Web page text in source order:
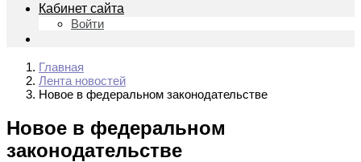
Кабинет сайта
Войти
Главная
Лента новостей
Новое в федеральном законодательстве
Новое в федеральном
законодательстве